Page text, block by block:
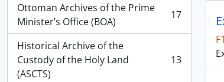
Ottoman Archives of the Prime
Minister’s Office (BOA)
, 17 αποτελέσματα 17
Historical Archive of the
Custody of the Holy Land
(ASCTS)
, 13 αποτελέσματα 13
F1